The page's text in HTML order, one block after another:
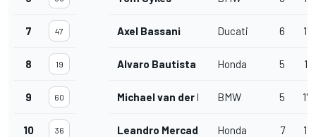
7 47 Axel Bassani Ducati 6
8 19 Alvaro Bautista Honda 5
9 60 Michael van der MarkBMW 5
10 36 Leandro Mercado Honda 7